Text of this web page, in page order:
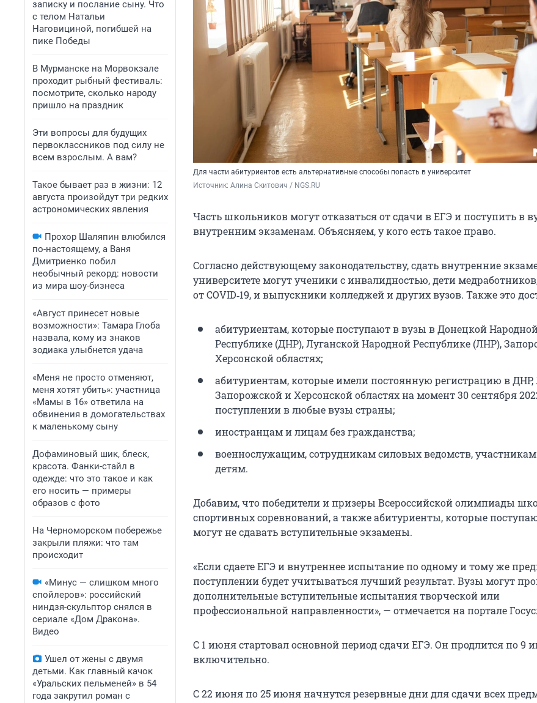
записку и послание сыну. Что
с телом Натальи
Наговициной, погибшей на
пике Победы
В Мурманске на Морвокзале
проходит рыбный фестиваль:
посмотрите, сколько народу
пришло на праздник
Эти вопросы для будущих
первоклассников под силу не
всем взрослым. А вам?
Такое бывает раз в жизни: 12
августа произойдут три редких
астрономических явления
Прохор Шаляпин влюбился
по-настоящему, а Ваня
Дмитриенко побил
необычный рекорд: новости
из мира шоу-бизнеса
«Август принесет новые
возможности»: Тамара Глоба
назвала, кому из знаков
зодиака улыбнется удача
«Меня не просто отменяют,
меня хотят убить»: участница
«Мамы в 16» ответила на
обвинения в домогательствах
к маленькому сыну
Дофаминовый шик, блеск,
красота. Фанки-стайл в
одежде: что это такое и как
его носить — примеры
образов с фото
На Черноморском побережье
закрыли пляжи: что там
происходит
«Минус — слишком много
спойлеров»: российский
ниндзя-скульптор снялся в
сериале «Дом Дракона».
Видео
Ушел от жены с двумя
детьми. Как главный качок
«Уральских пельменей» в 54
года закрутил роман с
Для части абитуриентов есть альтернативные способы попасть в университет
Источник: Алина Скитович / NGS.RU
Часть школьников могут отказаться от сдачи в ЕГЭ и поступить в
внутренним экзаменам. Объясняем, у кого есть такое право.
Согласно действующему законодательству, сдать внутренние
университете могут ученики с инвалидностью, дети
от COVID‑19, и выпускники колледжей и других вузов. Также это
абитуриентам, которые поступают в вузы в Донецкой
Республике (ДНР), Луганской Народной Республике (ЛНР),
Херсонской областях;
абитуриентам, которые имели постоянную регистрацию в ДНР,
Запорожской и Херсонской областях на момент 30 сентября
поступлении в любые вузы страны;
иностранцам и лицам без гражданства;
военнослужащим, сотрудникам силовых ведомств,
детям.
Добавим, что победители и призеры Всероссийской олимпиады
спортивных соревнований, а также абитуриенты, которые
могут не сдавать вступительные экзамены.
«Если сдаете ЕГЭ и внутреннее испытание по одному и тому же
поступлении будет учитываться лучший результат. Вузы могут
дополнительные вступительные испытания творческой или
профессиональной направленности», — отмечается на портале
С 1 июня стартовал основной период сдачи ЕГЭ. Он продлится по 9
включительно.
С 22 июня по 25 июня начнутся резервные дни для сдачи всех